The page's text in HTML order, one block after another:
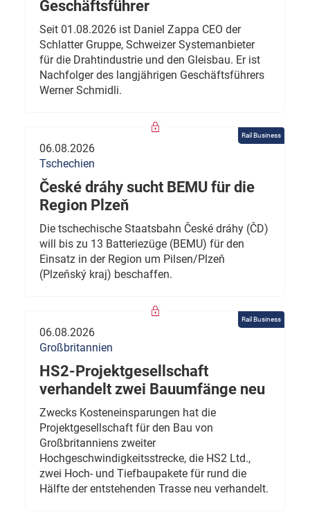
Geschäftsführer
Seit 01.08.2026 ist Daniel Zappa CEO der
Schlatter Gruppe, Schweizer Systemanbieter
für die Drahtindustrie und den Gleisbau. Er ist
Nachfolger des langjährigen Geschäftsführers
Werner Schmidli.
Rail Business
06.08.2026
Tschechien
České dráhy sucht BEMU für die
Region Plzeň
Die tschechische Staatsbahn České dráhy (ČD)
will bis zu 13 Batteriezüge (BEMU) für den
Einsatz in der Region um Pilsen/Plzeň
(Plzeňský kraj) beschaffen.
Rail Business
06.08.2026
Großbritannien
HS2-Projektgesellschaft
verhandelt zwei Bauumfänge neu
Zwecks Kosteneinsparungen hat die
Projektgesellschaft für den Bau von
Großbritanniens zweiter
Hochgeschwindigkeitsstrecke, die HS2 Ltd.,
zwei Hoch- und Tiefbaupakete für rund die
Hälfte der entstehenden Trasse neu verhandelt.